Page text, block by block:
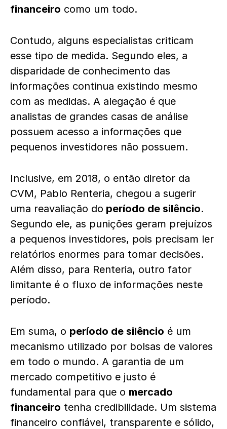
financeiro como um todo.
Contudo, alguns especialistas criticam
esse tipo de medida. Segundo eles, a
disparidade de conhecimento das
informações continua existindo mesmo
com as medidas. A alegação é que
analistas de grandes casas de análise
possuem acesso a informações que
pequenos investidores não possuem.
Inclusive, em 2018, o então diretor da
CVM, Pablo Renteria, chegou a sugerir
uma reavaliação do período de silêncio.
Segundo ele, as punições geram prejuízos
a pequenos investidores, pois precisam ler
relatórios enormes para tomar decisões.
Além disso, para Renteria, outro fator
limitante é o fluxo de informações neste
período.
Em suma, o período de silêncio é um
mecanismo utilizado por bolsas de valores
em todo o mundo. A garantia de um
mercado competitivo e justo é
fundamental para que o mercado
financeiro tenha credibilidade. Um sistema
financeiro confiável, transparente e sólido,